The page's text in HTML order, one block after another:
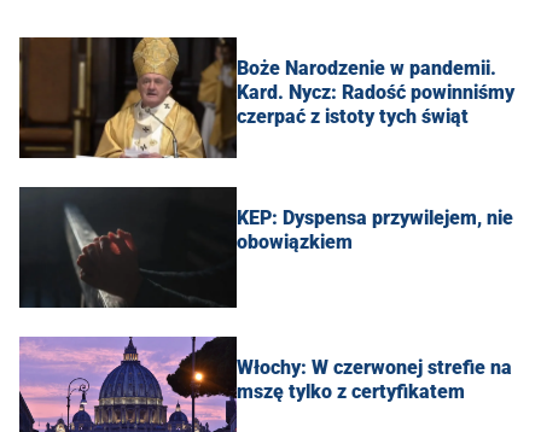
Boże Narodzenie w pandemii.
Kard. Nycz: Radość powinniśmy
czerpać z istoty tych świąt
KEP: Dyspensa przywilejem, nie
obowiązkiem
Włochy: W czerwonej strefie na
mszę tylko z certyfikatem